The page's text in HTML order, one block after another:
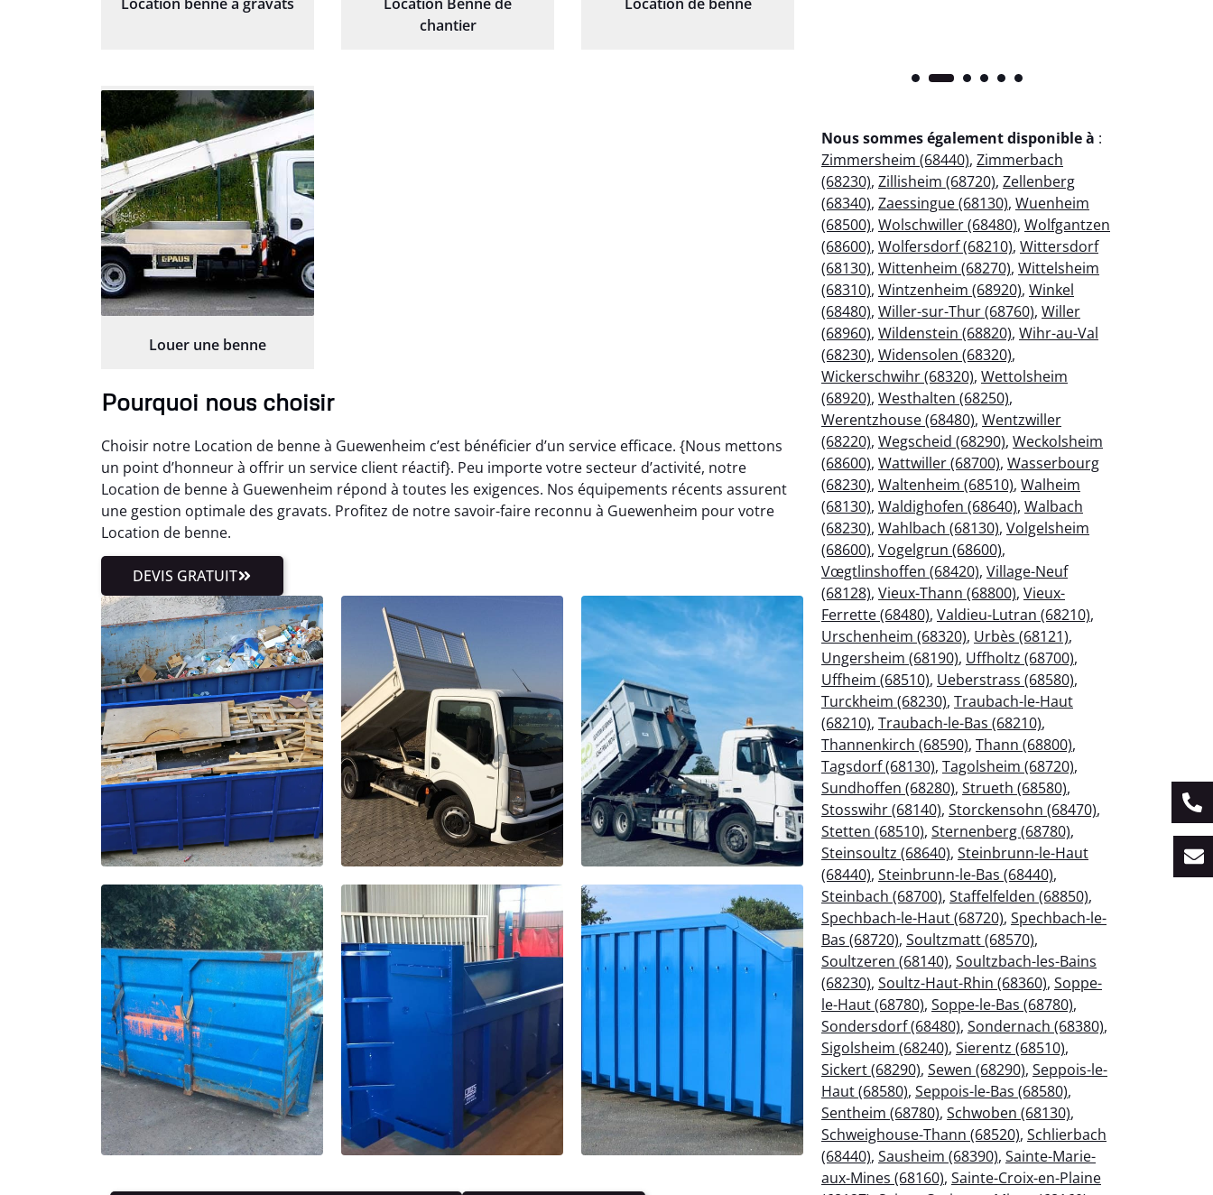
chantier
Louer une benne
Pourquoi nous choisir
Choisir notre Location de benne à Guewenheim c’est bénéficier d’un service efficace. {Nous mettons
un point d’honneur à offrir un service client réactif}. Peu importe votre secteur d’activité, notre
Location de benne à Guewenheim répond à toutes les exigences. Nos équipements récents assurent
une gestion optimale des gravats. Profitez de notre savoir-faire reconnu à Guewenheim pour votre
Location de benne.
DEVIS GRATUIT
Nous sommes également disponible à :
Zimmersheim (68440), Zimmerbach
(68230), Zillisheim (68720), Zellenberg
(68340), Zaessingue (68130), Wuenheim
(68500), Wolschwiller (68480), Wolfgantzen
(68600), Wolfersdorf (68210), Wittersdorf
(68130), Wittenheim (68270), Wittelsheim
(68310), Wintzenheim (68920), Winkel
(68480), Willer-sur-Thur (68760), Willer
(68960), Wildenstein (68820), Wihr-au-Val
(68230), Widensolen (68320),
Wickerschwihr (68320), Wettolsheim
(68920), Westhalten (68250),
Werentzhouse (68480), Wentzwiller
(68220), Wegscheid (68290), Weckolsheim
(68600), Wattwiller (68700), Wasserbourg
(68230), Waltenheim (68510), Walheim
(68130), Waldighofen (68640), Walbach
(68230), Wahlbach (68130), Volgelsheim
(68600), Vogelgrun (68600),
Vœgtlinshoffen (68420), Village-Neuf
(68128), Vieux-Thann (68800), Vieux-
Ferrette (68480), Valdieu-Lutran (68210),
Urschenheim (68320), Urbès (68121),
Ungersheim (68190), Uffholtz (68700),
Uffheim (68510), Ueberstrass (68580),
Turckheim (68230), Traubach-le-Haut
(68210), Traubach-le-Bas (68210),
Thannenkirch (68590), Thann (68800),
Tagsdorf (68130), Tagolsheim (68720),
Sundhoffen (68280), Strueth (68580),
Stosswihr (68140), Storckensohn (68470),
Stetten (68510), Sternenberg (68780),
Steinsoultz (68640), Steinbrunn-le-Haut
(68440), Steinbrunn-le-Bas (68440),
Steinbach (68700), Staffelfelden (68850),
Spechbach-le-Haut (68720), Spechbach-le-
Bas (68720), Soultzmatt (68570),
Soultzeren (68140), Soultzbach-les-Bains
(68230), Soultz-Haut-Rhin (68360), Soppe-
le-Haut (68780), Soppe-le-Bas (68780),
Sondersdorf (68480), Sondernach (68380),
Sigolsheim (68240), Sierentz (68510),
Sickert (68290), Sewen (68290), Seppois-le-
Haut (68580), Seppois-le-Bas (68580),
Sentheim (68780), Schwoben (68130),
Schweighouse-Thann (68520), Schlierbach
(68440), Sausheim (68390), Sainte-Marie-
aux-Mines (68160), Sainte-Croix-en-Plaine